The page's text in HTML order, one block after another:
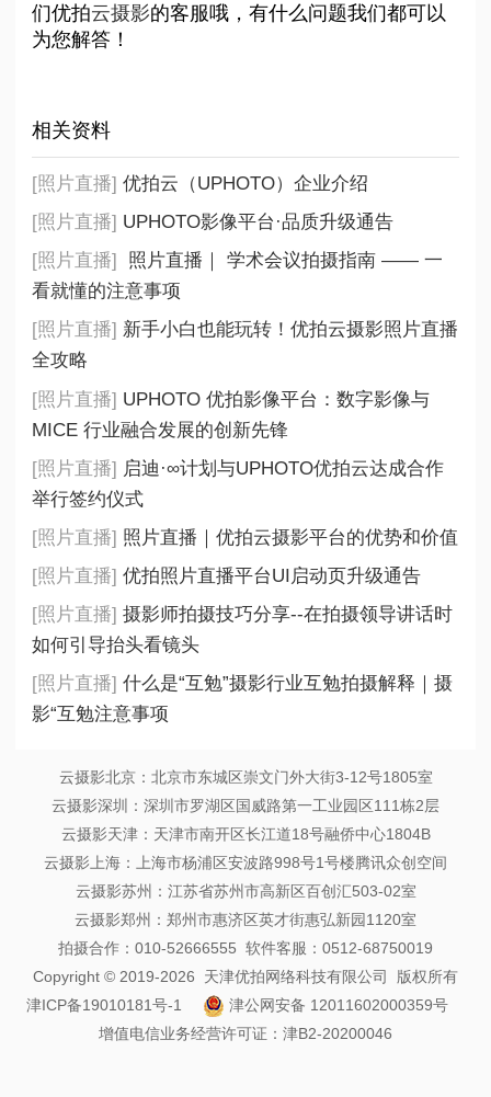
们优拍云摄影的客服哦，有什么问题我们都可以
为您解答！
相关资料
[照片直播] 优拍云（UPHOTO）企业介绍
[照片直播] UPHOTO影像平台·品质升级通告
[照片直播]
照片直播｜ 学术会议拍摄指南 —— 一
看就懂的注意事项
[照片直播] 新手小白也能玩转！优拍云摄影照片直播
全攻略
[照片直播] UPHOTO 优拍影像平台：数字影像与
MICE 行业融合发展的创新先锋
[照片直播] 启迪·∞计划与UPHOTO优拍云达成合作
举行签约仪式
[照片直播] 照片直播｜优拍云摄影平台的优势和价值
[照片直播] 优拍照片直播平台UI启动页升级通告
[照片直播] 摄影师拍摄技巧分享--在拍摄领导讲话时
如何引导抬头看镜头
[照片直播] 什么是“互勉”摄影行业互勉拍摄解释｜摄
影“互勉注意事项
云摄影北京：北京市东城区崇文门外大街3-12号1805室
云摄影深圳：深圳市罗湖区国威路第一工业园区111栋2层
云摄影天津：天津市南开区长江道18号融侨中心1804B
云摄影上海：上海市杨浦区安波路998号1号楼腾讯众创空间
云摄影苏州：江苏省苏州市高新区百创汇503-02室
云摄影郑州：郑州市惠济区英才街惠弘新园1120室
拍摄合作：010-52666555 软件客服：0512-68750019
Copyright © 2019-2026 天津优拍网络科技有限公司 版权所有
津ICP备19010181号-1
津公网安备 12011602000359号
增值电信业务经营许可证：津B2-20200046